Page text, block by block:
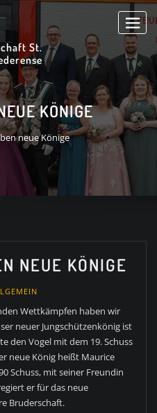
St.
KÖNIGE
neue Könige
NEUE KÖNIGE
Wettkämpfen haben wir
neuer Jungschützenkönig ist
den Vogel mit dem 19. Schuss
neue König heißt Maurice
Schuss, mit seiner Freundin
er für das neue
Bruderschaft.